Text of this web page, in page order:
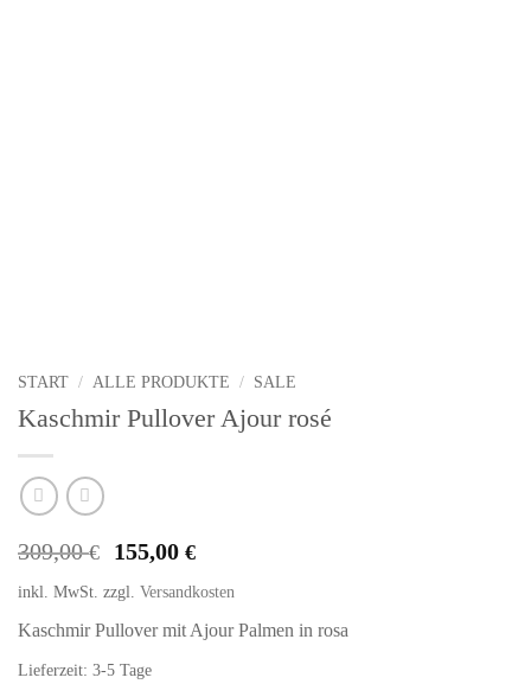
START / ALLE PRODUKTE / SALE
Kaschmir Pullover Ajour rosé
309,00€
Ursprünglicher
war:
309,00 €
155,00 €Aktueller
ist:
155,00 €.
inkl. MwSt. zzgl. Versandkosten
Kaschmir Pullover mit Ajour Palmen in rosa
Lieferzeit: 3-5 Tage